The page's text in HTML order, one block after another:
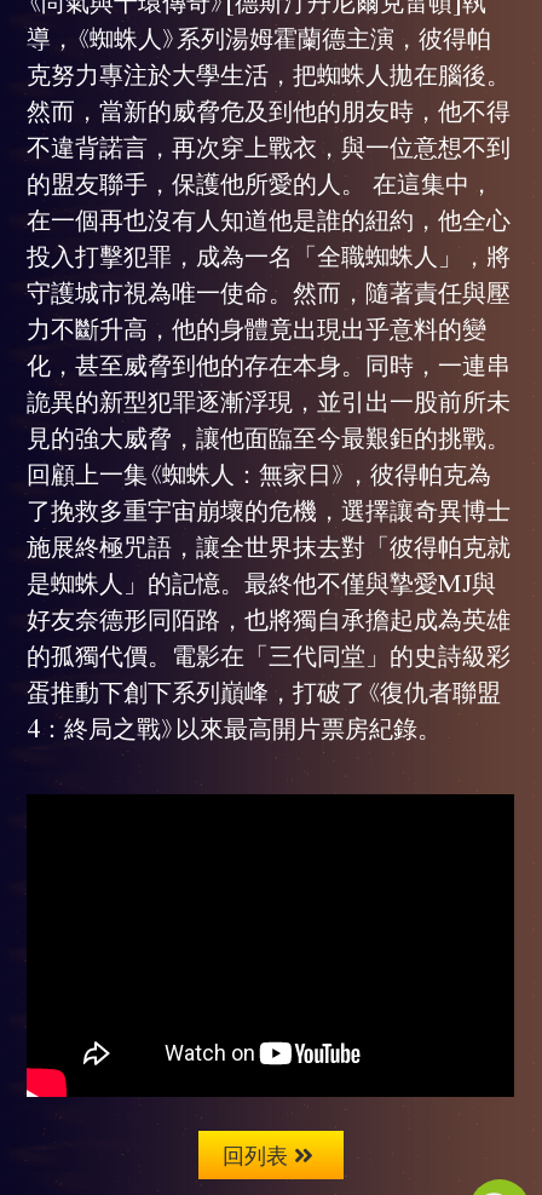
導，《蜘蛛人》系列湯姆霍蘭德主演，彼得帕
克努力專注於大學生活，把蜘蛛人拋在腦後。
然而，當新的威脅危及到他的朋友時，他不得
不違背諾言，再次穿上戰衣，與一位意想不到
的盟友聯手，保護他所愛的人。 在這集中，
在一個再也沒有人知道他是誰的紐約，他全心
投入打擊犯罪，成為一名「全職蜘蛛人」，將
守護城市視為唯一使命。然而，隨著責任與壓
力不斷升高，他的身體竟出現出乎意料的變
化，甚至威脅到他的存在本身。同時，一連串
詭異的新型犯罪逐漸浮現，並引出一股前所未
見的強大威脅，讓他面臨至今最艱鉅的挑戰。
回顧上一集《蜘蛛人：無家日》，彼得帕克為
了挽救多重宇宙崩壞的危機，選擇讓奇異博士
施展終極咒語，讓全世界抹去對「彼得帕克就
是蜘蛛人」的記憶。最終他不僅與摯愛MJ與
好友奈德形同陌路，也將獨自承擔起成為英雄
的孤獨代價。電影在「三代同堂」的史詩級彩
蛋推動下創下系列巔峰，打破了《復仇者聯盟
4：終局之戰》以來最高開片票房紀錄。
回列表